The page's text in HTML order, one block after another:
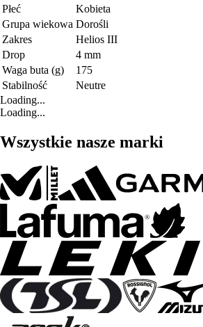
Płeć
Kobieta
Grupa wiekowa Dorośli
Zakres
Helios III
Drop
4 mm
Waga buta (g)
175
Stabilność
Neutre
Loading...
Loading...
Wszystkie nasze marki